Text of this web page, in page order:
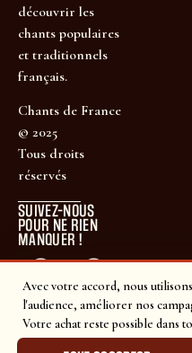
Avec votre accord, nous
l'audience, améliorer nos
Votre achat reste possible dans
découvrir les
chants populaires
et traditionnels
français.
Chants de France
© 2025
Tous droits
réservés
SUIVEZ-NOUS
POUR NE RIEN
MANQUER !